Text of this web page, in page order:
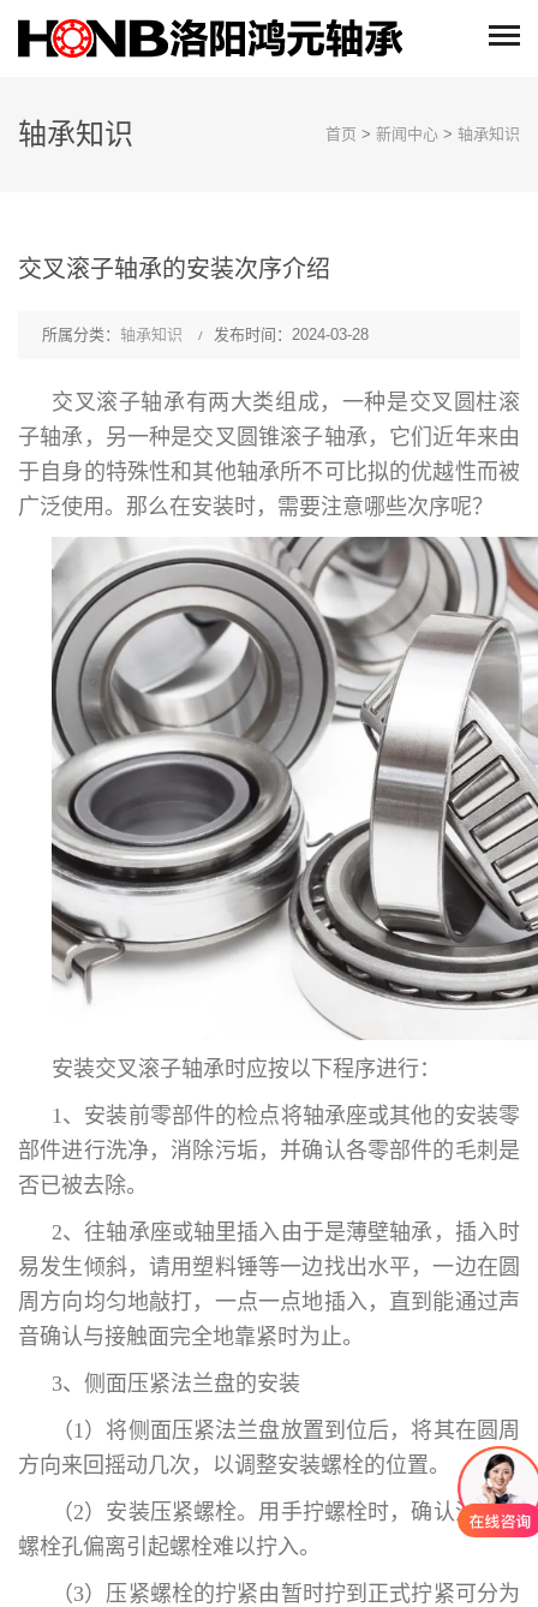
轴承知识 首页 > 新闻中心 > 轴承知识
交叉滚子轴承的安装次序介绍
所属分类： 轴承知识 发布时间：2024-03-28
交叉滚子轴承有两大类组成，一种是交叉圆柱滚
子轴承，另一种是交叉圆锥滚子轴承，它们近年来由
于自身的特殊性和其他轴承所不可比拟的优越性而被
广泛使用。那么在安装时，需要注意哪些次序呢？
安装交叉滚子轴承时应按以下程序进行：
1、安装前零部件的检点将轴承座或其他的安装零
部件进行洗净，消除污垢，并确认各零部件的毛刺是
否已被去除。
2、往轴承座或轴里插入由于是薄壁轴承，插入时
易发生倾斜，请用塑料锤等一边找出水平，一边在圆
周方向均匀地敲打，一点一点地插入，直到能通过声
音确认与接触面完全地靠紧时为止。
3、侧面压紧法兰盘的安装
（1）将侧面压紧法兰盘放置到位后，将其在圆周
方向来回摇动几次，以调整安装螺栓的位置。
（2）安装压紧螺栓。用手拧螺栓时，确认没有因
螺栓孔偏离引起螺栓难以拧入。
（3）压紧螺栓的拧紧由暂时拧到正式拧紧可分为